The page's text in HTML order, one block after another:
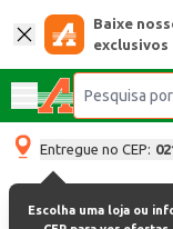
Baixe
exclusivos
Entregue no CEP:
Escolha uma loja ou